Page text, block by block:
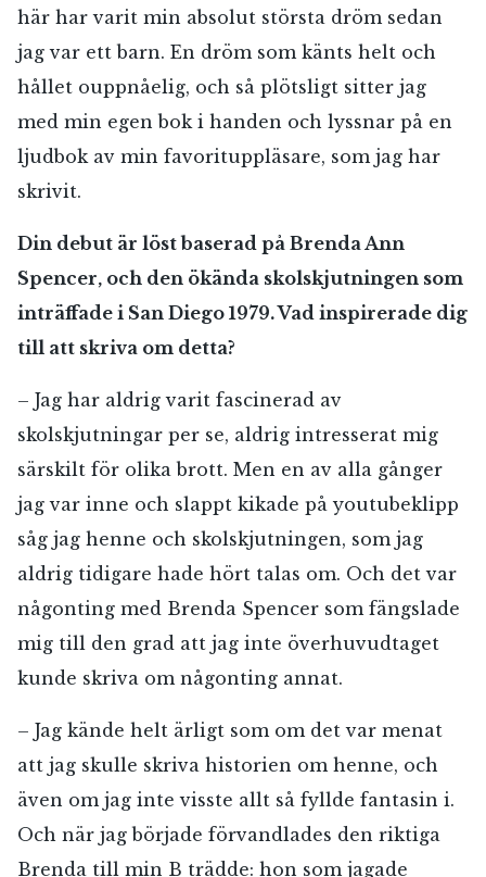
här har varit min absolut största dröm sedan
jag var ett barn. En dröm som känts helt och
hållet ouppnåelig, och så plötsligt sitter jag
med min egen bok i handen och lyssnar på en
ljudbok av min favorituppläsare, som jag har
skrivit.
Din debut är löst baserad på Brenda Ann
Spencer, och den ökända skolskjutningen som
inträffade i San Diego 1979. Vad inspirerade dig
till att skriva om detta?
– Jag har aldrig varit fascinerad av
skolskjutningar per se, aldrig intresserat mig
särskilt för olika brott. Men en av alla gånger
jag var inne och slappt kikade på youtubeklipp
såg jag henne och skolskjutningen, som jag
aldrig tidigare hade hört talas om. Och det var
någonting med Brenda Spencer som fängslade
mig till den grad att jag inte överhuvudtaget
kunde skriva om någonting annat.
– Jag kände helt ärligt som om det var menat
att jag skulle skriva historien om henne, och
även om jag inte visste allt så fyllde fantasin i.
Och när jag började förvandlades den riktiga
Brenda till min B trädde: hon som jagade